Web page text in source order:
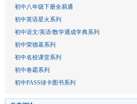
初中八年级下册全易通
初中英语星火系列
初中语文/英语/数学通成学典系列
初中荣德基系列
初中名校课堂系列
初中卷霸系列
初中PASS绿卡图书系列